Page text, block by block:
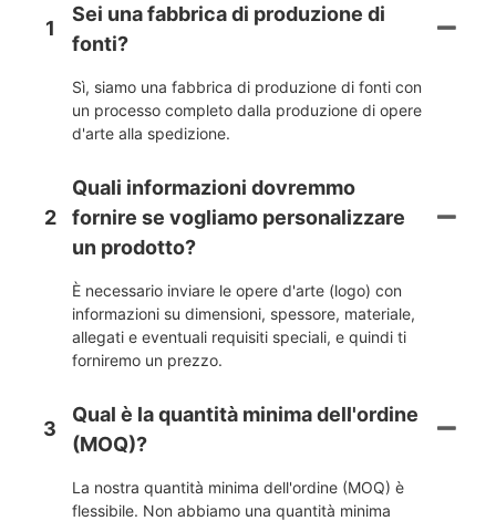
1
Sei una fabbrica di produzione di
fonti?
Sì, siamo una fabbrica di produzione di fonti con
un processo completo dalla produzione di opere
d'arte alla spedizione.
2
Quali informazioni dovremmo
fornire se vogliamo personalizzare
un prodotto?
È necessario inviare le opere d'arte (logo) con
informazioni su dimensioni, spessore, materiale,
allegati e eventuali requisiti speciali, e quindi ti
forniremo un prezzo.
3
Qual è la quantità minima dell'ordine
(MOQ)?
La nostra quantità minima dell'ordine (MOQ) è
flessibile. Non abbiamo una quantità minima